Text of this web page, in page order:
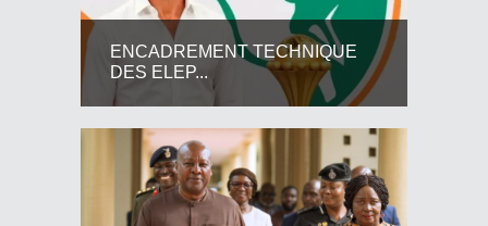
ENCADREMENT TECHNIQUE
DES ELEP...